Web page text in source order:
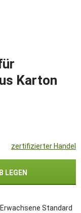
Karton
zertifizierter Handel
LEGEN
Standard